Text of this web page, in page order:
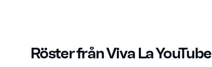
Röster från Viva La YouTube